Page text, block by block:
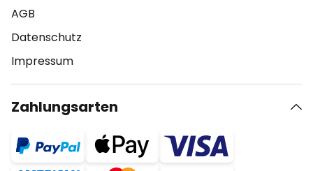
AGB
Datenschutz
Impressum
Zahlungsarten